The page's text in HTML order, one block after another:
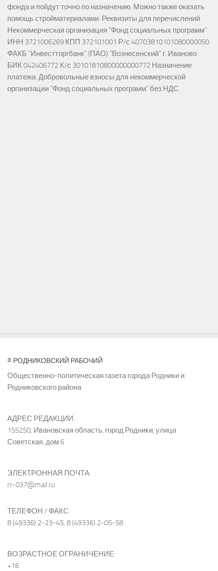
фонда и пойдут точно по назначению. Можно также оказать
помощь стройматериалами. Реквизиты для перечислений
Некоммерческая организация "Фонд социальных программ"
ИНН 3721006269 КПП 372101001 Р/с 40703810101080000050
ФАКБ "Инвестторгбанк" (ПАО) "Вознесенский" г. Иваново
БИК 042406772 К/с 30101810800000000772 Назначение
платежа: Добровольные взносы для некоммерческой
организации "Фонд социальных программ" без НДС.
© РОДНИКОВСКИЙ РАБОЧИЙ
Общественно-политическая газета города Родники и
Родниковского района
АДРЕС РЕДАКЦИИ:
155250, Ивановская область, город Родники, улица
Советская, дом 6
ЭЛЕКТРОННАЯ ПОЧТА:
rr-037@mail.ru
ТЕЛЕФОН / ФАКС:
8 (49336) 2-23-45, 8 (49336) 2-05-58
ВОЗРАСТНОЕ ОГРАНИЧЕНИЕ:
+16